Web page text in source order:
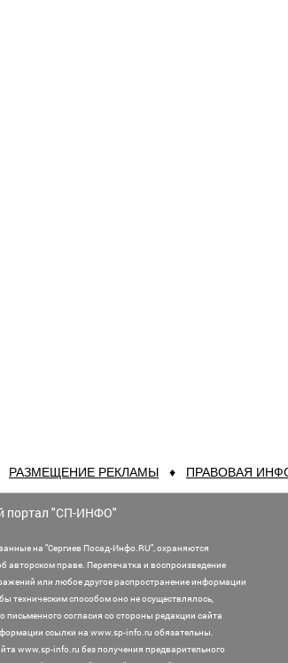
РАЗМЕЩЕНИЕ РЕКЛАМЫ ♦ ПРАВОВАЯ
портал "СП-ИНФО"
на "Сергиев Посад-Инфо.RU", охраняются
авторском праве. Перепечатка и воспроизведение
или любое другое распространение информации
техническим способом оно не осуществлялось,
письменного согласия со стороны редакции сайта
ссылки на www.sp-info.ru обязательны.
www.sp-info.ru без получения предварительного